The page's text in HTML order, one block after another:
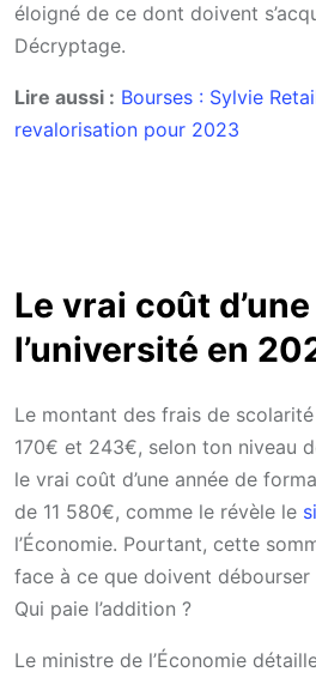
éloigné de ce dont doivent
Décryptage.
Lire aussi : Bourses : Sylvie
revalorisation pour 2023
Le vrai coût
l’université en
Le montant des frais de
170€ et 243€, selon ton niveau
le vrai coût d’une année de
de 11 580€, comme le révèle le
l’Économie. Pourtant, cette
face à ce que doivent
Qui paie l’addition ?
Le ministre de l’Économie